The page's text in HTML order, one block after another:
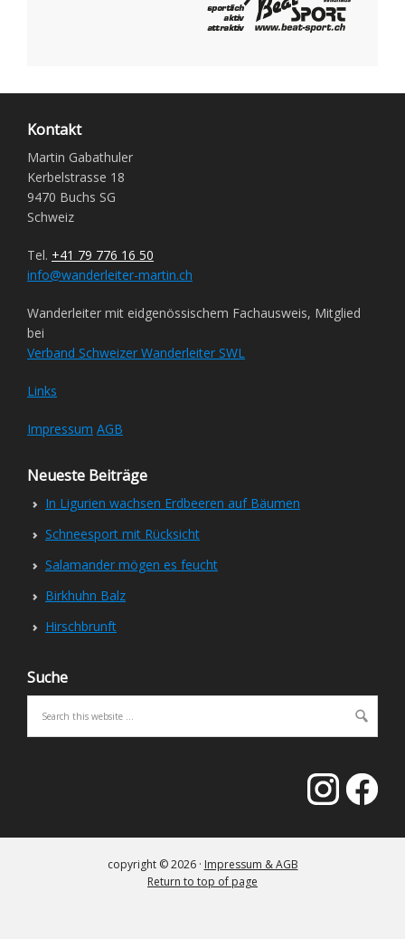
Kontakt
Martin Gabathuler
Kerbelstrasse 18
9470 Buchs SG
Schweiz
Tel. +41 79 776 16 50
info@wanderleiter-martin.ch
Wanderleiter mit eidgenössischem Fachausweis, Mitglied
bei
Verband Schweizer Wanderleiter SWL
Links
Impressum AGB
Neueste Beiträge
In Ligurien wachsen Erdbeeren auf Bäumen
Schneesport mit Rücksicht
Salamander mögen es feucht
Birkhuhn Balz
Hirschbrunft
Suche
copyright © 2026 · Impressum & AGB
Return to top of page